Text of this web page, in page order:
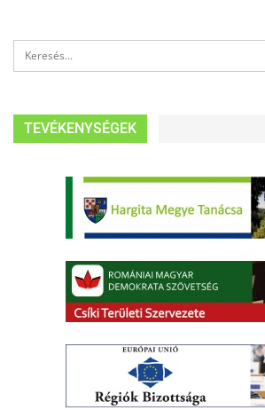
TEVÉKENYSÉGEK